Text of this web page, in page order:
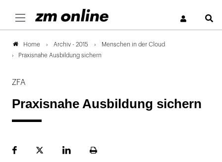
Home Archiv - 2015
Menschen in der Cloud
Praxisnahe Ausbildung sichern
ZFA
Praxisnahe Ausbildung sichern
FacebookPlattformLinekdInSeite